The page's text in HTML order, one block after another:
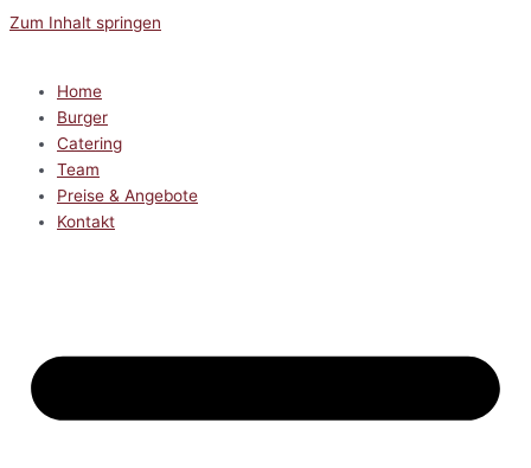
Zum Inhalt springen
Home
Burger
Catering
Team
Preise & Angebote
Kontakt